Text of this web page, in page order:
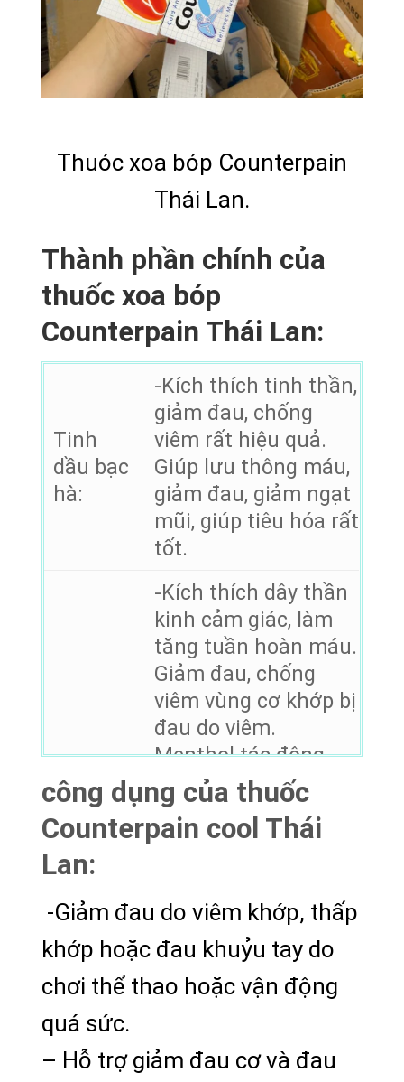
Thuóc xoa bóp Counterpain
Thái Lan.
Thành phần chính của
thuốc xoa bóp
Counterpain Thái Lan:
Tinh
dầu bạc
hà:
-Kích thích tinh thần,
giảm đau, chống
viêm rất hiệu quả.
Giúp lưu thông máu,
giảm đau, giảm ngạt
mũi, giúp tiêu hóa rất
tốt.
Metyl
salicylat:
-Kích thích dây thần
kinh cảm giác, làm
tăng tuần hoàn máu.
Giảm đau, chống
viêm vùng cơ khớp bị
đau do viêm.
Menthol tác động
trực tiếp vào các dây
thần kinh gây cảm
giác mát lạnh và
-Menthol dùng kết
hợp với methyl
salicylat làm tăng
hấp thu và giảm thuỷ
phân methyl salicylat
dụng điều trị đau
công dụng của thuốc
Counterpain cool Thái
Lan:
-Giảm đau do viêm khớp, thấp
khớp hoặc đau khuỷu tay do
chơi thể thao hoặc vận động
quá sức.
– Hỗ trợ giảm đau cơ và đau